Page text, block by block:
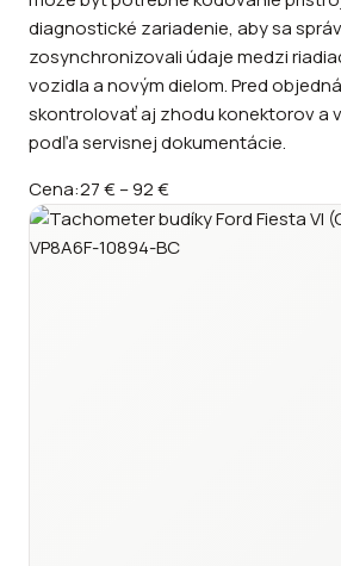
diagnostické zariadenie, aby sa
zosynchronizovali údaje medzi
vozidla a novým dielom. Pred
skontrolovať aj zhodu konektorov a
podľa servisnej dokumentácie.
Cena:27 €–92 €